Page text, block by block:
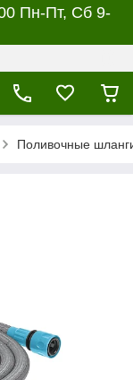
Пн-Пт, Сб 9-
Поливочные